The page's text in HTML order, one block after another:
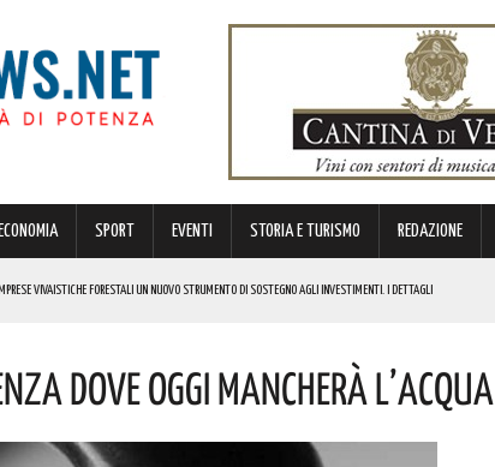
ECONOMIA SPORT EVENTI STORIA E TURISMO REDAZIONE
VIVAISTICHE FORESTALI UN NUOVO STRUMENTO DI SOSTEGNO AGLI INVESTIMENTI. I DETTAGLI
EDIZIONE DELLA RIEVOCAZIONE STORICA “DAI LONGOBARDI AI NORMANNI”. I DETTAGLI
CARABINIERI FORESTALI DENUNCIANO UN 63ENNE. I DETTAGLI
ACCOMPAGNATA DA TANTA BUONA MUSICA E DIVERTIMENTO. I DETTAGLI DELL’EVENTO
DOVE OGGI MANCHERÀ L’ACQUA